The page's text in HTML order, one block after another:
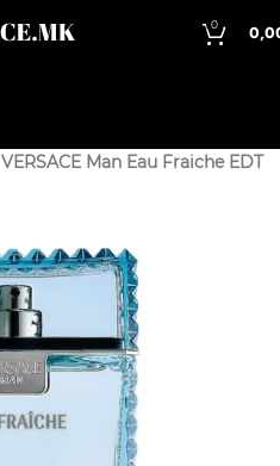
0
VERSACE Man Eau Fraiche EDT